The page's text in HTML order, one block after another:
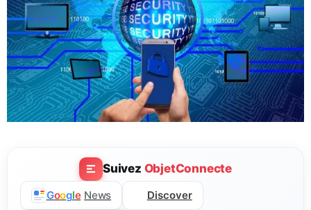
Suivez ObjetConnecte
Google News Discover